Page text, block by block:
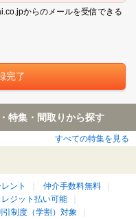
からのメールを受信できる
特集・間取りから探す
すべての特集を見る
ント
仲介手数料無料
ジット払い可能
引制度（学割）対象